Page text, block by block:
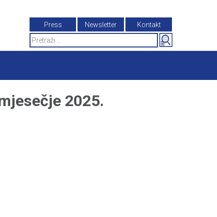
Press Newsletter
Kontakt
Search
for:
2025.